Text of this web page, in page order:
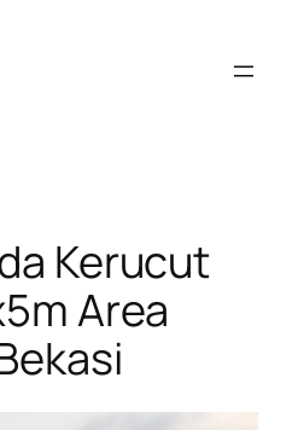
Kerucut
Area